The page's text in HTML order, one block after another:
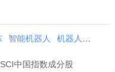
智能机器人 机器人
中国指数成分股